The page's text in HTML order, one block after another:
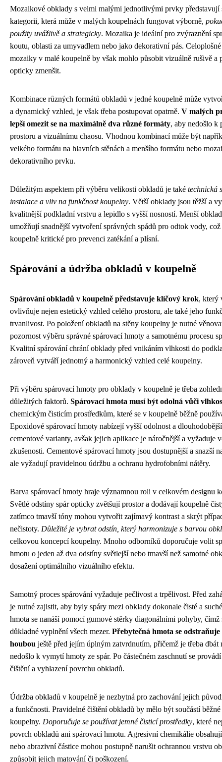
Mozaikové obklady s velmi malými jednotlivými prvky představují
kategorii, která může v malých koupelnách fungovat výborně,
použity uvážlivě a strategicky. Mozaika je ideální pro zvýraznění
koutu, oblasti za umyvadlem nebo jako dekorativní pás.
mozaiky v malé koupelně by však mohlo působit vizuálně rušivě a
opticky zmenšit.
Kombinace různých formátů obkladů v jedné koupelně může
a dynamický vzhled, je však třeba postupovat opatrně. V malých
lepší omezit se na maximálně dva různé formáty, aby nedošlo k
prostoru a vizuálnímu chaosu. Vhodnou kombinací může být
velkého formátu na hlavních stěnách a menšího formátu nebo
dekorativního prvku.
Důležitým aspektem při výběru velikosti obkladů je také technická
instalace a vliv na funkčnost koupelny. Větší obklady jsou těžší a
kvalitnější podkladní vrstvu a lepidlo s vyšší nosností. Menší
umožňují snadnější vytvoření správných spádů pro odtok vody,
koupelně kritické pro prevenci zatékání a plísní.
Spárování a údržba obkladů v koupelně
Spárování obkladů v koupelně představuje klíčový krok, který
ovlivňuje nejen estetický vzhled celého prostoru, ale také jeho
trvanlivost. Po položení obkladů na stěny koupelny je nutné
pozornost výběru správné spárovací hmoty a samotnému procesu
Kvalitní spárování chrání obklady před vnikáním vlhkosti do
zároveň vytváří jednotný a harmonický vzhled celé koupelny.
Při výběru spárovací hmoty pro obklady v koupelně je třeba
důležitých faktorů. Spárovací hmota musí být odolná vůči
chemickým čisticím prostředkům, které se v koupelně běžně
Epoxidové spárovací hmoty nabízejí vyšší odolnost a
cementové varianty, avšak jejich aplikace je náročnější a vyžaduje
zkušenosti. Cementové spárovací hmoty jsou dostupnější a snazší
ale vyžadují pravidelnou údržbu a ochranu hydrofobními nátěry.
Barva spárovací hmoty hraje významnou roli v celkovém designu
Světlé odstíny spár opticky zvětšují prostor a dodávají koupelně
zatímco tmavší tóny mohou vytvořit zajímavý kontrast a skrýt
nečistoty. Důležité je vybrat odstín, který harmonizuje s barvou
celkovou koncepcí koupelny. Mnoho odborníků doporučuje volit
hmotu o jeden až dva odstíny světlejší nebo tmavší než samotné
dosažení optimálního vizuálního efektu.
Samotný proces spárování vyžaduje pečlivost a trpělivost. Před
je nutné zajistit, aby byly spáry mezi obklady dokonale čisté a
hmota se nanáší pomocí gumové stěrky diagonálními pohyby, čímž
důkladné vyplnění všech mezer. Přebytečná hmota se
houbou ještě před jejím úplným zatvrdnutím, přičemž je třeba dbát
nedošlo k vymytí hmoty ze spár. Po částečném zaschnutí se
čištění a vyhlazení povrchu obkladů.
Údržba obkladů v koupelně je nezbytná pro zachování jejich
a funkčnosti. Pravidelné čištění obkladů by mělo být součástí
koupelny. Doporučuje se používat jemné čisticí prostředky, které
povrch obkladů ani spárovací hmotu. Agresivní chemikálie
nebo abrazivní částice mohou postupně narušit ochrannou vrstvu
způsobit jejich matování či poškození.